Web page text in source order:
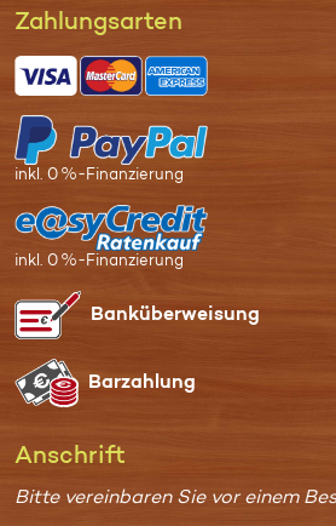
Zahl­ungs­arten
inkl. 0 %-Finanzierung
inkl. 0 %-Finanzierung
Bank­überweisung
Bar­zahlung
Anschrift
Bitte vereinbaren Sie vor einem